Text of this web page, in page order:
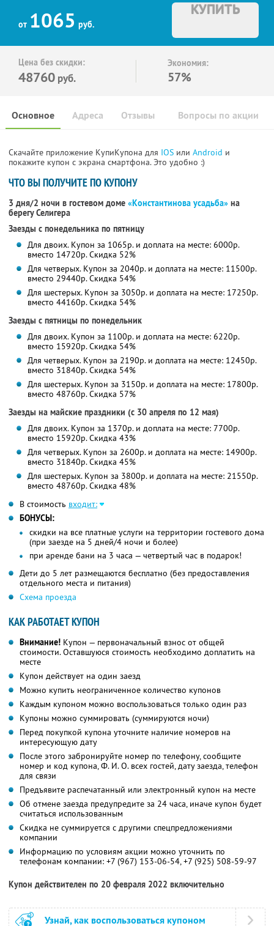
от 1065 руб.
КУПИТЬ
Цена без скидки:
48760 руб.
Экономия:
57%
Основное Отзывы Вопросы по акции
Адреса
Скачайте приложение КупиКупона для IOS или Android и
покажите купон с экрана смартфона. Это удобно :)
ЧТО ВЫ ПОЛУЧИТЕ ПО КУПОНУ
3 дня/2 ночи в гостевом доме «Константинова усадьба» на
берегу Селигера
Заезды с понедельника по пятницу
Для двоих. Купон за 1065р. и доплата на месте: 6000р.
вместо 14720р.Скидка 52%
Для четверых. Купон за 2040р. и доплата на месте: 11500р.
вместо 29440р.Скидка 54%
Для шестерых. Купон за 3050р. и доплата на месте: 17250р.
вместо 44160р.Скидка 54%
Заезды с пятницы по понедельник
Для двоих. Купон за 1100р. и доплата на месте: 6220р.
вместо 15920р.Скидка 54%
Для четверых. Купон за 2190р. и доплата на месте: 12450р.
вместо 31840р.Скидка 54%
Для шестерых. Купон за 3150р. и доплата на месте: 17800р.
вместо 48760р.Скидка 57%
Заезды на майские праздники (с 30 апреля по 12 мая)
Для двоих. Купон за 1370р. и доплата на месте: 7700р.
вместо 15920р.Скидка 43%
Для четверых. Купон за 2600р. и доплата на месте: 14900р.
вместо 31840р.Скидка 45%
Для шестерых. Купон за 3800р. и доплата на месте: 21550р.
вместо 48760р.Скидка 48%
В стоимость входит:
БОНУСЫ:
скидки на все платные услуги на территории гостевого дома
(при заезде на 5 дней/4 ночи и более)
при аренде бани на 3 часа — четвертый час в подарок!
Дети до 5 лет размещаются бесплатно (без предоставления
отдельного места и питания)
Схема проезда
КАК РАБОТАЕТ КУПОН
Внимание! Купон — первоначальный взнос от общей
стоимости. Оставшуюся стоимость необходимо доплатить на
месте
Купон действует на один заезд
Можно купить неограниченное количество купонов
Каждым купоном можно воспользоваться только один раз
Купоны можно суммировать (суммируются ночи)
Перед покупкой купона уточните наличие номеров на
интересующую дату
После этого забронируйте номер по телефону, сообщите
номер и код купона,Ф. И. О.всех гостей, дату заезда, телефон
для связи
Предъявите распечатанный или электронный купон на месте
Об отмене заезда предупредите за 24 часа, иначе купон будет
считаться использованным
Скидка не суммируется с другими спецпредложениями
компании
Информацию по условиям акции можно уточнить по
телефонам компании: +7 (967) 153-06-54, +7 (925) 508-59-97
Купон действителен по 20 февраля 2022 включительно
Узнай, как воспользоваться купоном